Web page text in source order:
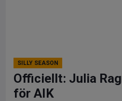
SILLY SEASON
Officiellt: Julia
för AIK